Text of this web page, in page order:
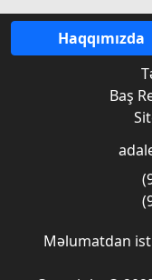
Haqqımızda
Baş
Məlumatdan